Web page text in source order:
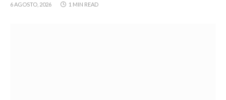
6 AGOSTO, 2026 1 MIN READ